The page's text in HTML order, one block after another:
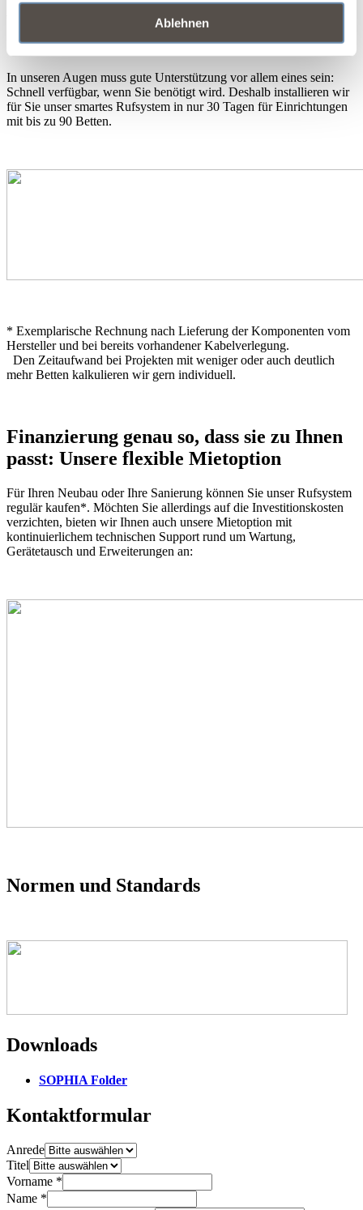
Ablehnen
Wir installieren und übergeben Ihnen
Sophia – in 30 Tagen für 90 Betten!
In unseren Augen muss gute Unterstützung vor allem eines sein:
Schnell verfügbar, wenn Sie benötigt wird. Deshalb installieren wir
für Sie unser smartes Rufsystem in nur 30 Tagen für Einrichtungen
mit bis zu 90 Betten.
* Exemplarische Rechnung nach Lieferung der Komponenten vom
Hersteller und bei bereits vorhandener Kabelverlegung.
Den Zeitaufwand bei Projekten mit weniger oder auch deutlich
mehr Betten kalkulieren wir gern individuell.
Finanzierung genau so, dass sie zu Ihnen
passt: Unsere flexible Mietoption
Für Ihren Neubau oder Ihre Sanierung können Sie unser Rufsystem
regulär kaufen*. Möchten Sie allerdings auf die Investitionskosten
verzichten, bieten wir Ihnen auch unsere Mietoption mit
kontinuierlichem technischen Support rund um Wartung,
Gerätetausch und Erweiterungen an:
Normen und Standards
Downloads
SOPHIA Folder
Kontaktformular
Anrede
Titel
Vorname *
Name *